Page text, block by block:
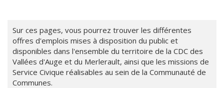
Sur ces pages, vous pourrez trouver les différentes
offres d'emplois mises à disposition du public et
disponibles dans l'ensemble du territoire de la CDC des
Vallées d'Auge et du Merlerault, ainsi que les missions de
Service Civique réalisables au sein de la Communauté de
Communes.